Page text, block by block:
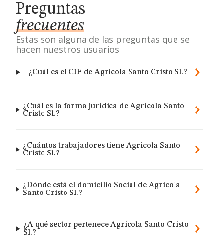
Preguntas
frecuentes
Estas son alguna de las preguntas que se
hacen nuestros usuarios
¿Cuál es el CIF de Agricola Santo Cristo Sl.?
¿Cuál es la forma jurídica de Agricola Santo
Cristo Sl.?
¿Cuántos trabajadores tiene Agricola Santo
Cristo Sl.?
¿Dónde está el domicilio Social de Agricola
Santo Cristo Sl.?
¿A qué sector pertenece Agricola Santo Cristo
Sl.?